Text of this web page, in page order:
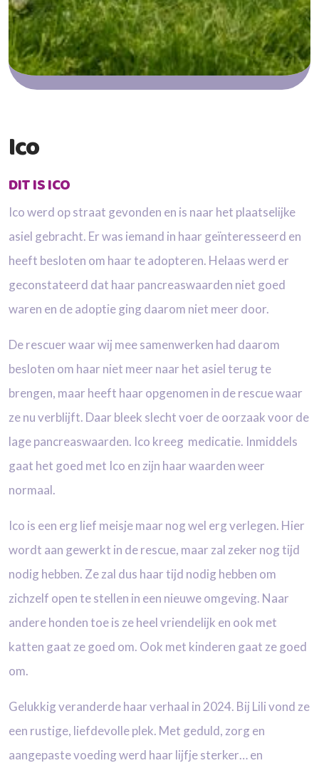
Ico
DIT IS ICO
Ico werd op straat gevonden en is naar het plaatselijke
asiel gebracht. Er was iemand in haar geïnteresseerd en
heeft besloten om haar te adopteren. Helaas werd er
geconstateerd dat haar pancreaswaarden niet goed
waren en de adoptie ging daarom niet meer door.
De rescuer waar wij mee samenwerken had daarom
besloten om haar niet meer naar het asiel terug te
brengen, maar heeft haar opgenomen in de rescue waar
ze nu verblijft. Daar bleek slecht voer de oorzaak voor de
lage pancreaswaarden. Ico kreeg medicatie. Inmiddels
gaat het goed met Ico en zijn haar waarden weer
normaal.
Ico is een erg lief meisje maar nog wel erg verlegen. Hier
wordt aan gewerkt in de rescue, maar zal zeker nog tijd
nodig hebben. Ze zal dus haar tijd nodig hebben om
zichzelf open te stellen in een nieuwe omgeving. Naar
andere honden toe is ze heel vriendelijk en ook met
katten gaat ze goed om. Ook met kinderen gaat ze goed
om.
Gelukkig veranderde haar verhaal in 2024. Bij Lili vond ze
een rustige, liefdevolle plek. Met geduld, zorg en
aangepaste voeding werd haar lijfje sterker… en